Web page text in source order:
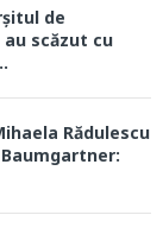
de
scăzut cu
Rădulescu